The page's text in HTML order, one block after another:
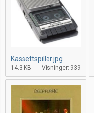
Kassettspiller.jpg
14.3 KB Visninger: 939